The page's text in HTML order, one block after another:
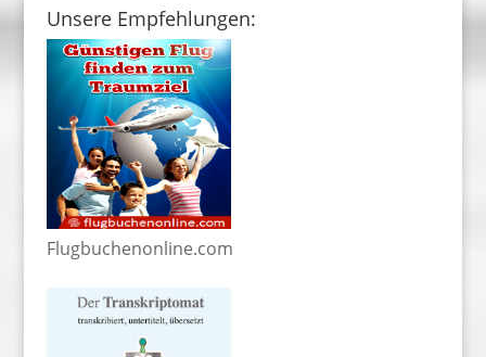
Unsere Empfehlungen:
Flugbuchenonline.com